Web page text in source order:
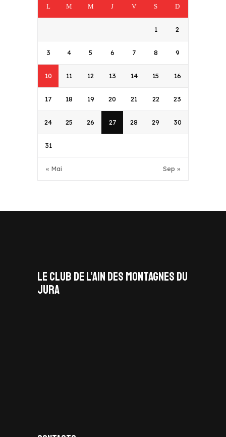
L M M J V S D
« Mai Sep »
1 2
3 4 5 6 7 8 9
10 11 12 13 14 15 16
17 18 19 20 21 22 23
24 25 26 27 28 29 30
31
LE CLUB DE L’AIN DES MONTAGNES DU
JURA